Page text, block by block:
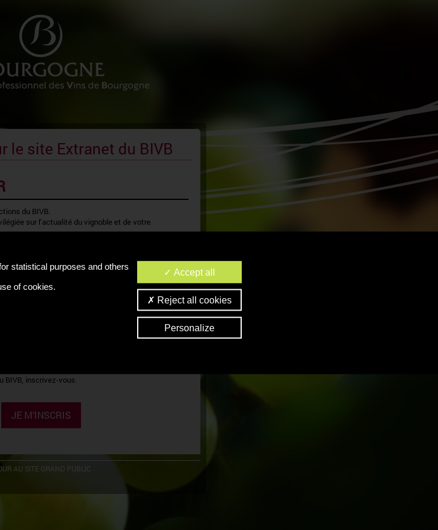
le site Extranet du BIVB
du BIVB.
sur l’actualité du vignoble et de votre
OK
BIVB, inscrivez-vous.
JE M’INSCRIS
AU SITE GRAND PUBLIC
statistical purposes and others
of cookies.
Accept all
Reject all cookies
Personalize